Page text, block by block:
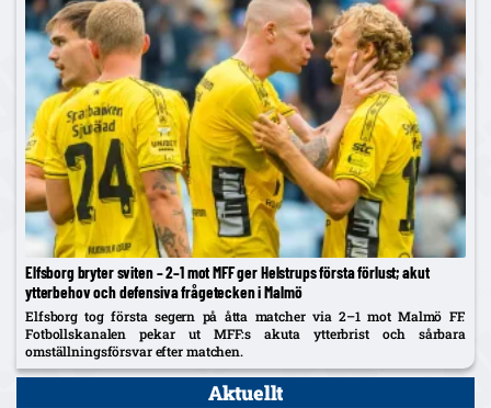
Elfsborg bryter sviten – 2–1 mot MFF ger Helstrups första förlust; akut
ytterbehov och defensiva frågetecken i Malmö
Elfsborg tog första segern på åtta matcher via 2–1 mot Malmö FF.
Fotbollskanalen pekar ut MFF:s akuta ytterbrist och sårbara
omställningsförsvar efter matchen.
Aktuellt